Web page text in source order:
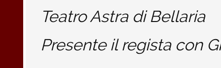
Teatro Astra di Bellaria
Presente il regista con